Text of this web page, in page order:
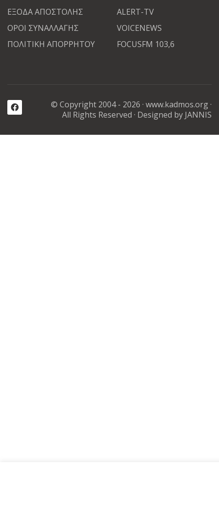
ΕΞΟΔΑ ΑΠΟΣΤΟΛΗΣ
ΟΡΟΙ ΣΥΝΑΛΛΑΓΗΣ
ΠΟΛΙΤΙΚΗ ΑΠΟΡΡΗΤΟΥ
ALERT-TV
VOICENEWS
FOCUSFM 103,6
© Copyright 2004 - 2026 · www.kadmos.org·
All Rights Reserved · Designed by JANNIS